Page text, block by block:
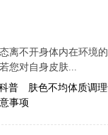
离不开身体内在环境
您对自身皮肤...
普
肤色不均体质调
事项